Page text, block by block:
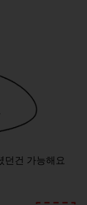
던건 가능해요